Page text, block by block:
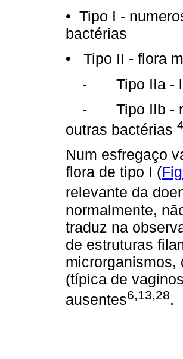
• Tipo I -
bactérias
• Tipo II - flora
- Tipo IIa -
- Tipo IIb -
outras bactérias
Num esfregaço
flora de tipo I (
relevante da
normalmente,
traduz na
de estruturas
microrganismos,
(típica de
ausentes6,13,28.